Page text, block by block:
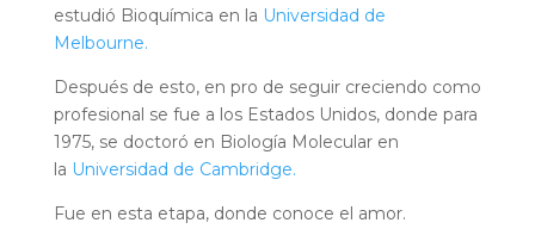
estudió Bioquímica en la Universidad de
Melbourne.
Después de esto, en pro de seguir creciendo como
profesional se fue a los Estados Unidos, donde para
1975, se doctoró en Biología Molecular en
la Universidad de Cambridge.
Fue en esta etapa, donde conoce el amor.